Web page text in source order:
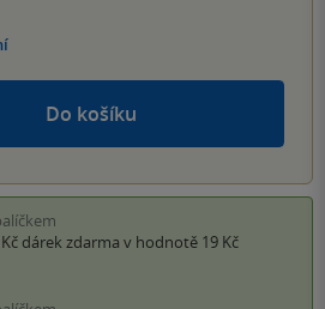
Do košíku
dárek zdarma v hodnotě 19 Kč